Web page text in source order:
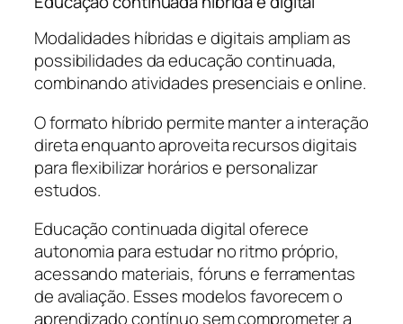
Modalidades híbridas e digitais ampliam as
possibilidades da educação continuada,
combinando atividades presenciais e online.
O formato híbrido permite manter a interação
direta enquanto aproveita recursos digitais
para flexibilizar horários e personalizar
estudos.
Educação continuada digital oferece
autonomia para estudar no ritmo próprio,
acessando materiais, fóruns e ferramentas
de avaliação. Esses modelos favorecem o
aprendizado contínuo sem comprometer a